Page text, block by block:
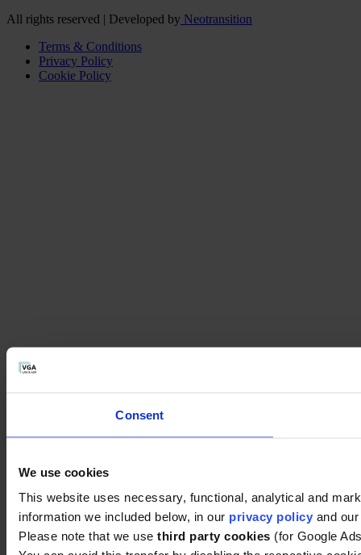
Consent
We use cookies
This website uses necessary, functional, analytical and
information we included below, in our privacy policy and
Please note that we use third party cookies (for Google
All rights reserved | Developed by Neotransition
Terms & Conditions
Privacy Policy
Cookie Policy